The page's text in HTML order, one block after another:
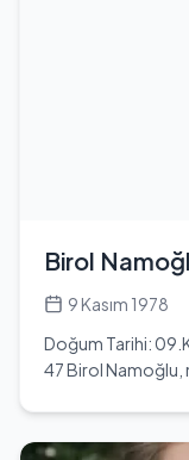
Madagaskar
özellikle yurt
ürettiği ürünleri
alışveriş
nedeniyle araba
Birol
9 Kasım 1978
Doğum Tarihi:
47 Birol Namoğlu,
Tam adı Süreyya